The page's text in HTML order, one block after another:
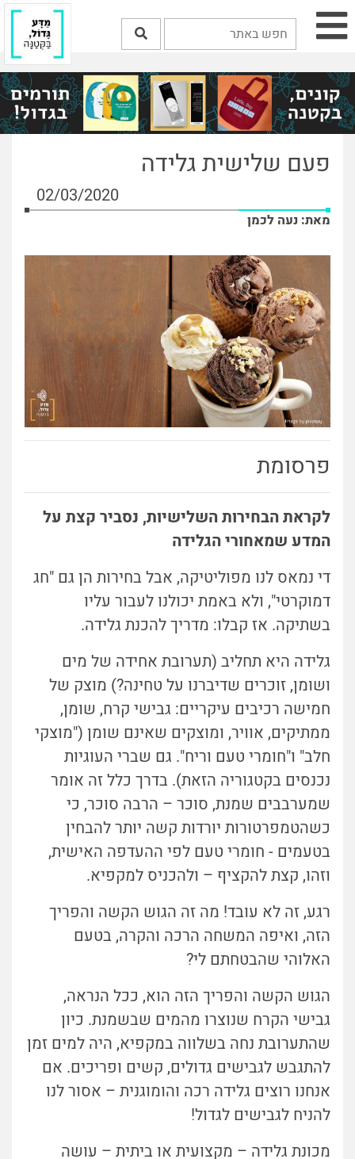
פעם שלישית גלידה
02/03/2020
מאת: נעה לכמן
פרסומת
לקראת הבחירות השלישיות, נסביר קצת על
המדע שמאחורי הגלידה
די נמאס לנו מפוליטיקה, אבל בחירות הן גם "חג
דמוקרטי", ולא באמת יכולנו לעבור עליו
בשתיקה. אז קבלו: מדריך להכנת גלידה.
גלידה היא תחליב (תערובת אחידה של מים
ושומן, זוכרים שדיברנו על טחינה?) מוצק של
חמישה רכיבים עיקריים: גבישי קרח, שומן,
ממתיקים, אוויר, ומוצקים שאינם שומן ("מוצקי
חלב" ו"חומרי טעם וריח". גם שברי העוגיות
נכנסים בקטגוריה הזאת). בדרך כלל זה אומר
שמערבבים שמנת, סוכר – הרבה סוכר, כי
כשהטמפרטורות יורדות קשה יותר להבחין
בטעמים - חומרי טעם לפי ההעדפה האישית,
וזהו, קצת להקציף – ולהכניס למקפיא.
רגע, זה לא עובד! מה זה הגוש הקשה והפריך
הזה, ואיפה המשחה הרכה והקרה, בטעם
האלוהי שהבטחתם לי?
הגוש הקשה והפריך הזה הוא, ככל הנראה,
גבישי הקרח שנוצרו מהמים שבשמנת. כיון
שהתערובת נחה בשלווה במקפיא, היה למים זמן
להתגבש לגבישים גדולים, קשים ופריכים. אם
אנחנו רוצים גלידה רכה והומוגנית – אסור לנו
להניח לגבישים לגדול!
מכונת גלידה – מקצועית או ביתית – עושה